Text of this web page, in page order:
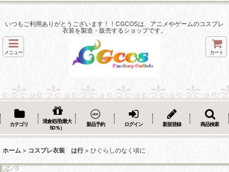
いつもご利用ありがとうございます！！CGCOSは、アニメやゲームのコスプレ
衣装を製造・販売するショップです。
メニュー カート
カテゴリ
清倉処理(最大
50％）
新品予約 ログイン 新規登録 商品検索
ホーム > コスプレ衣装 は行 > ひぐらしのなく頃に